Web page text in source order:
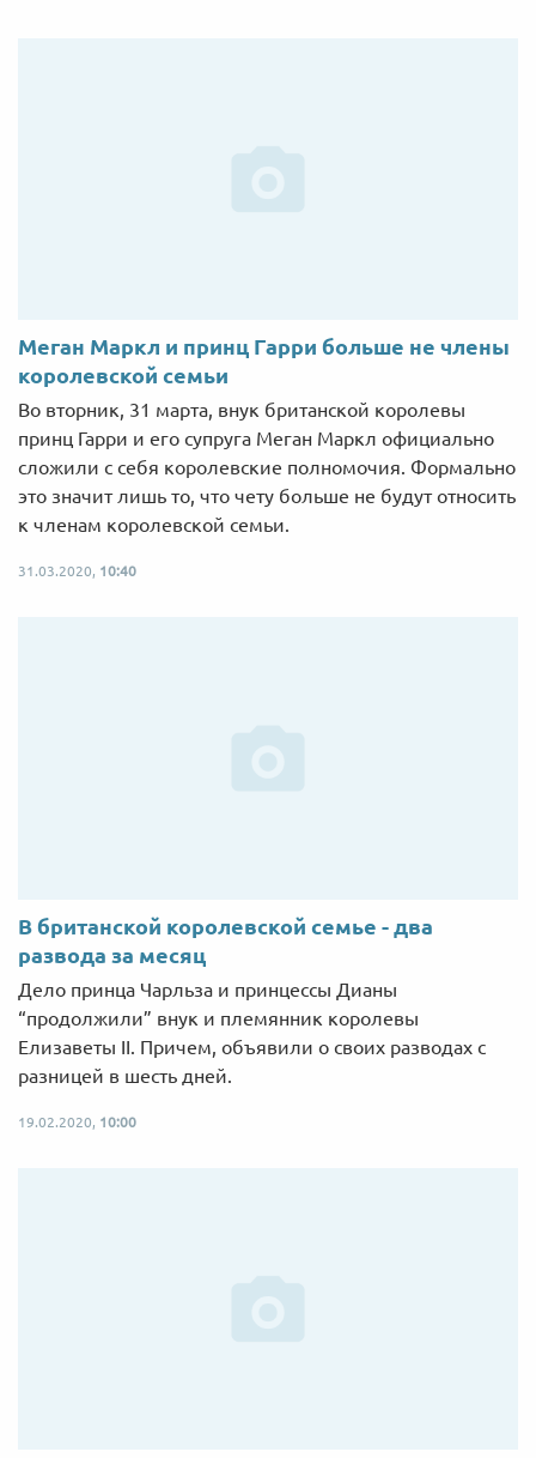
Меган Маркл и принц Гарри больше не члены
королевской семьи
Во вторник, 31 марта, внук британской королевы
принц Гарри и его супруга Меган Маркл официально
сложили с себя королевские полномочия. Формально
это значит лишь то, что чету больше не будут относить
к членам королевской семьи.
31.03.2020, 10:40
В британской королевской семье - два
развода за месяц
Дело принца Чарльза и принцессы Дианы
“продолжили” внук и племянник королевы
Елизаветы II. Причем, объявили о своих разводах с
разницей в шесть дней.
19.02.2020, 10:00